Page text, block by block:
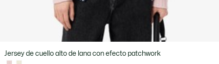
Jersey de cuello alto de lana con efecto patchwork